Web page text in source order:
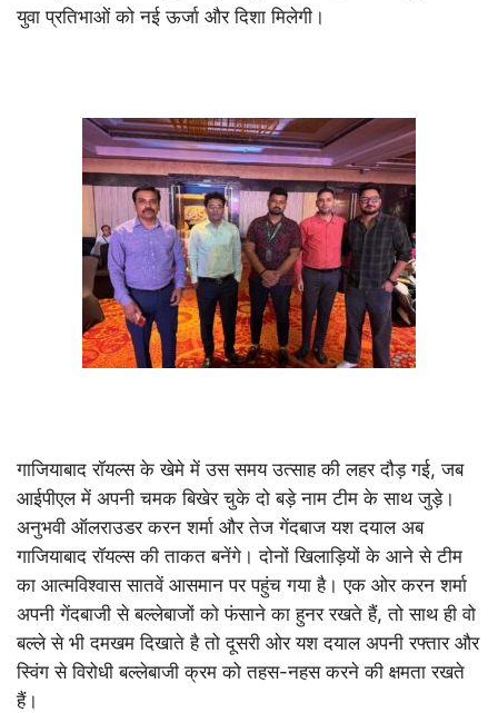
युवा प्रतिभाओं को नई ऊर्जा और दिशा मिलेगी।
गाजियाबाद रॉयल्स के खेमे में उस समय उत्साह की लहर दौड़ गई, जब
आईपीएल में अपनी चमक बिखेर चुके दो बड़े नाम टीम के साथ जुड़े।
अनुभवी ऑलराउडर करन शर्मा और तेज गेंदबाज यश दयाल अब
गाजियाबाद रॉयल्स की ताकत बनेंगे। दोनों खिलाड़ियों के आने से टीम
का आत्मविश्वास सातवें आसमान पर पहुंच गया है। एक ओर करन शर्मा
अपनी गेंदबाजी से बल्लेबाजों को फंसाने का हुनर रखते हैं, तो साथ ही वो
बल्ले से भी दमखम दिखाते है तो दूसरी ओर यश दयाल अपनी रफ्तार और
स्विंग से विरोधी बल्लेबाजी क्रम को तहस-नहस करने की क्षमता रखते
हैं।